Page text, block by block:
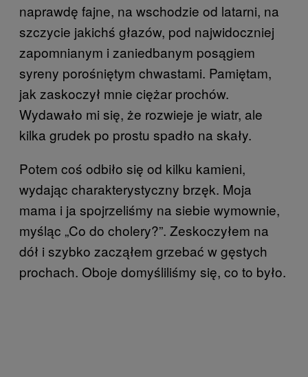
naprawdę fajne, na wschodzie od latarni, na
szczycie jakichś głazów, pod najwidoczniej
zapomnianym i zaniedbanym posągiem
syreny porośniętym chwastami. Pamiętam,
jak zaskoczył mnie ciężar prochów.
Wydawało mi się, że rozwieje je wiatr, ale
kilka grudek po prostu spadło na skały.
Potem coś odbiło się od kilku kamieni,
wydając charakterystyczny brzęk. Moja
mama i ja spojrzeliśmy na siebie wymownie,
myśląc „Co do cholery?”. Zeskoczyłem na
dół i szybko zacząłem grzebać w gęstych
prochach. Oboje domyśliliśmy się, co to było.